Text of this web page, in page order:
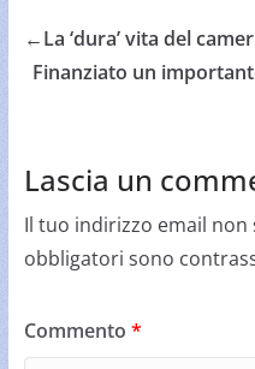
←La ‘dura’ vita del
Finanziato un
Lascia un
Il tuo indirizzo email non
obbligatori sono
Commento *